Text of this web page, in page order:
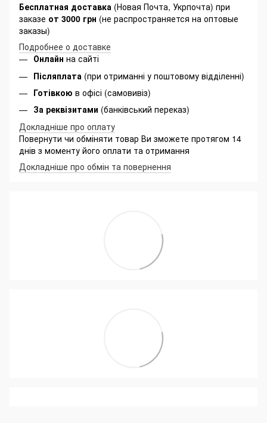
Бесплатная доставка (Новая Почта, Укрпочта) при
заказе от 3000 грн (не распространяется на оптовые
заказы)
Подробнее о доставке
Онлайн на сайті
Післяплата (при отриманні у поштовому відділенні)
Готівкою в офісі (самовивіз)
За реквізитами (банківський переказ)
Докладніше про оплату
Повернути чи обміняти товар Ви зможете протягом 14
днів з моменту його оплати та отримання
Докладніше про обмін та повернення